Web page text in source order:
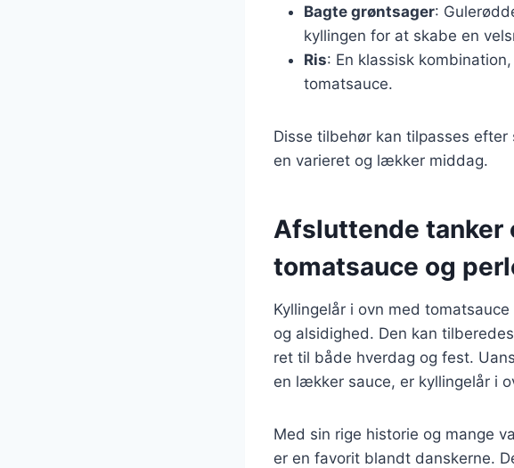
Bagte grøntsager:
kyllingen for at skabe en
Ris: En klassisk
tomatsauce.
Disse tilbehør kan tilpasses
en varieret og lækker middag.
Afsluttende tanker
tomatsauce og
Kyllingelår i ovn med
og alsidighed. Den kan
ret til både hverdag og fest.
en lækker sauce, er kyllingelår i
Med sin rige historie og mange
er en favorit blandt danskerne.